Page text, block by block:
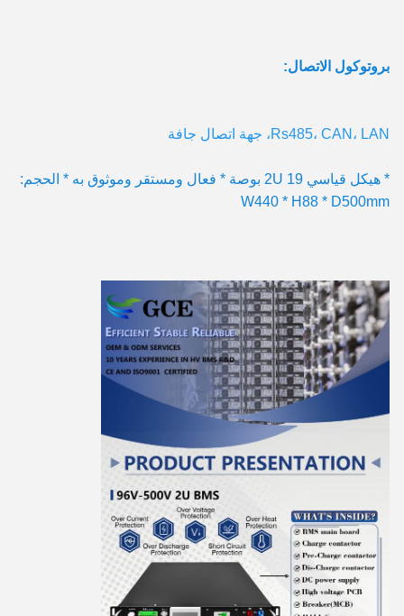
بروتوكول الاتصال:
Rs485، CAN، LAN، جهة اتصال جافة
W440 * H88 * D500mm